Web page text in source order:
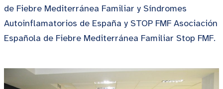
de Fiebre Mediterránea Familiar y Síndromes
Autoinflamatorios de España y STOP FMF Asociación
Española de Fiebre Mediterránea Familiar Stop FMF.